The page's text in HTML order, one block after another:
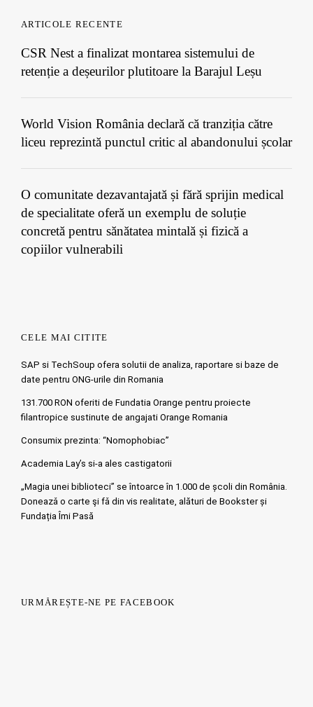
ARTICOLE RECENTE
CSR Nest a finalizat montarea sistemului de
retenție a deșeurilor plutitoare la Barajul Leșu
World Vision România declară că tranziția către
liceu reprezintă punctul critic al abandonului școlar
O comunitate dezavantajată și fără sprijin medical
de specialitate oferă un exemplu de soluție
concretă pentru sănătatea mintală și fizică a
copiilor vulnerabili
CELE MAI CITITE
SAP si TechSoup ofera solutii de analiza, raportare si baze de
date pentru ONG-urile din Romania
131.700 RON oferiti de Fundatia Orange pentru proiecte
filantropice sustinute de angajati Orange Romania
Consumix prezinta: “Nomophobiac”
Academia Lay’s si-a ales castigatorii
„Magia unei biblioteci” se întoarce în 1.000 de școli din România.
Doneazǎ o carte şi fǎ din vis realitate, alături de Bookster și
Fundația Îmi Pasă
URMĂREȘTE-NE PE FACEBOOK